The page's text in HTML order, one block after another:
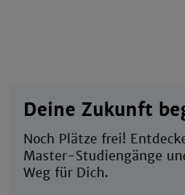
Deine Zukunft
Noch Plätze frei!
Master-Studiengänge
Weg für Dich.